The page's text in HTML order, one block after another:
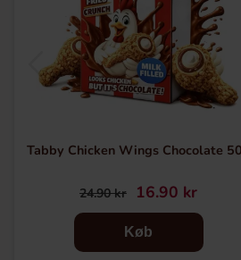
Tabby Chicken Wings Chocolate
24.90 kr 16.90 kr
Køb